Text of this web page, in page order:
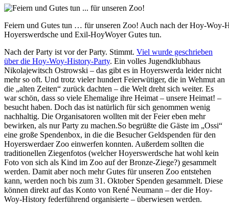
Feiern und Gutes tun … für unseren Zoo! Auch nach der Hoy-Woy-
Hoyerswerdsche und Exil-HoyWoyer Gutes tun.
Nach der Party ist vor der Party. Stimmt. Viel wurde geschrieben
über die Hoy-Woy-History-Party. Ein volles Jugendklubhaus
Nikolajewitsch Ostrowski – das gibt es in Hoyerswerda leider nicht
mehr so oft. Und trotz vieler hundert Feierwütiger, die in Wehmut an
die „alten Zeiten“ zurück dachten – die Welt dreht sich weiter. Es
war schön, dass so viele Ehemalige ihre Heimat – unsere Heimat! –
besucht haben. Doch das ist natürlich für sich genommen wenig
nachhaltig. Die Organisatoren wollten mit der Feier eben mehr
bewirken, als nur Party zu machen.So begrüßte die Gäste im „Ossi“
eine große Spendenbox, in die die Besucher Geldspenden für den
Hoyerswerdaer Zoo einwerfen konnten. Außerdem sollten die
traditionellen Ziegenfotos (welcher Hoyerswerdsche hat wohl kein
Foto von sich als Kind im Zoo auf der Bronze-Ziege?) gesammelt
werden. Damit aber noch mehr Gutes für unseren Zoo entstehen
kann, werden noch bis zum 31. Oktober Spenden gesammelt. Diese
können direkt auf das Konto von René Neumann – der die Hoy-
Woy-History federführend organisierte – überwiesen werden.